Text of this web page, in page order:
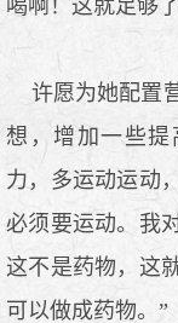
喝啊！这就足够
许愿为她配置
想，增加一些
力，多运动运动
必须要运动。我
这不是药物，这
可以做成药物。”